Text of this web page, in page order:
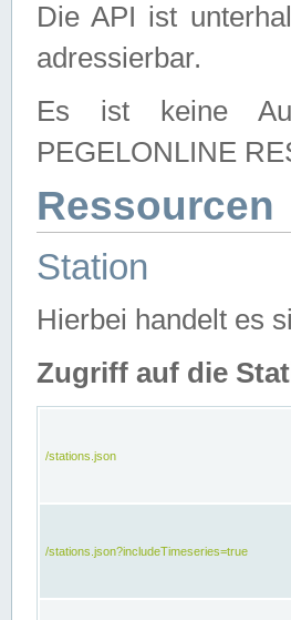
Die API ist
adressierbar.
Es ist keine
PEGELONLINE
Ressourcen
Station
Hierbei handelt es
Zugriff auf die
/stations.json
/stations.json?includeTimeseries=true